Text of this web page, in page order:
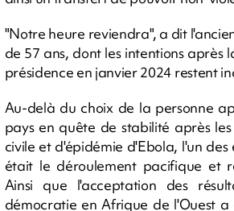
"Notre heure reviendra", a dit
de 57 ans, dont les intentions après
présidence en janvier 2024 restent
Au-delà du choix de la personne
pays en quête de stabilité après
civile et d'épidémie d'Ebola, l'un des
était le déroulement pacifique et
Ainsi que l'acceptation des
démocratie en Afrique de l'Ouest a